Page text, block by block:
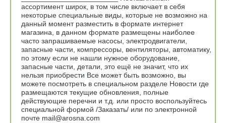
ассортимент широк, в том числе включает в себя
некоторые специальные виды, которые не возможно на
данный момент разместить в формате интернет
магазина, в данном формате размещены наиболее
часто запрашиваемые насосы, электродвигатели,
запасные части, компрессоры, вентиляторы, автоматику,
по этому если не нашли нужное оборудование,
запасные части, детали, это ещё не значит, что их
нельзя приобрести Все может быть возможно, вы
можете посмотреть в специальном разделе Новости где
размещаются текущие обновления, полные
действующие перечни и т.д. или просто воспользуйтесь
специальной формой /Заказать/ или по электронной
почте mail@arosna.com